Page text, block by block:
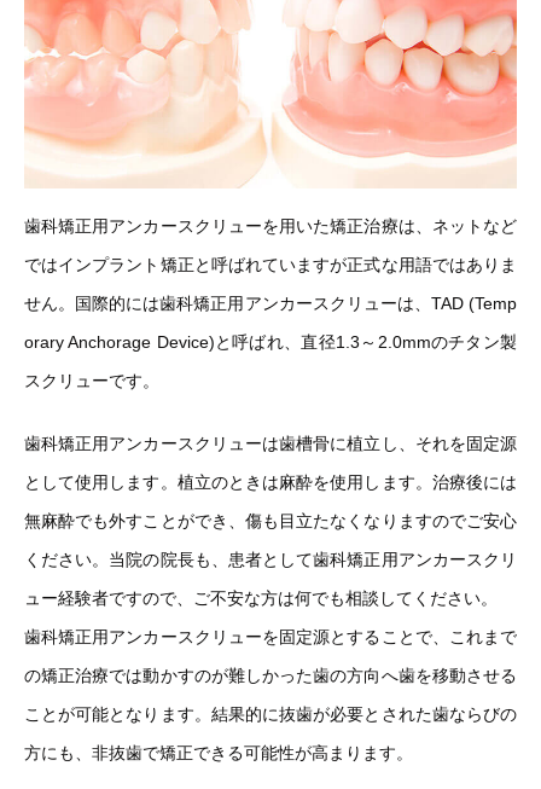
歯科矯正用アンカースクリューを用いた矯正治療は、ネットなど
ではインプラント矯正と呼ばれていますが正式な用語ではありま
せん。国際的には歯科矯正用アンカースクリューは、TAD (Temp
orary Anchorage Device)と呼ばれ、直径1.3～2.0mmのチタン製
スクリューです。
歯科矯正用アンカースクリューは歯槽骨に植立し、それを固定源
として使用します。植立のときは麻酔を使用します。治療後には
無麻酔でも外すことができ、傷も目立たなくなりますのでご安心
ください。当院の院長も、患者として歯科矯正用アンカースクリ
ュー経験者ですので、ご不安な方は何でも相談してください。
歯科矯正用アンカースクリューを固定源とすることで、これまで
の矯正治療では動かすのが難しかった歯の方向へ歯を移動させる
ことが可能となります。結果的に抜歯が必要とされた歯ならびの
方にも、非抜歯で矯正できる可能性が高まります。